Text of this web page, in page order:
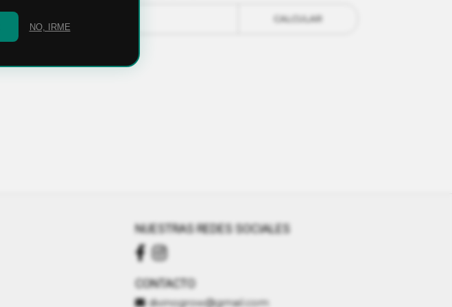
CALCULAR
NUESTRAS REDES SOCIALES
CONTACTO
divinogrow@gmail.com
NO, IRME